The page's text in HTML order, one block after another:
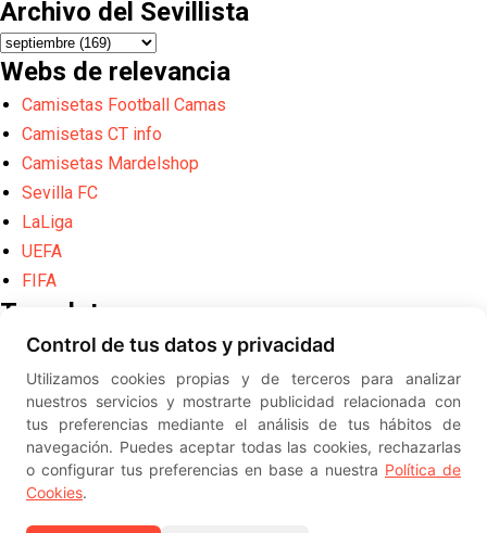
Archivo del Sevillista
Webs de relevancia
Camisetas Football Camas
Camisetas CT info
Camisetas Mardelshop
Sevilla FC
LaLiga
UEFA
FIFA
Translate
Powered by
Translate
Diseño web creado por Erick
© ElSevillista.es - Información sobre
el Sevilla FC, Sevilla Atlético, Sevilla Femenino y su Cantera
-- --
Control de tus datos y privacidad
Utilizamos cookies propias y de terceros para analizar
nuestros servicios y mostrarte publicidad relacionada con
tus preferencias mediante el análisis de tus hábitos de
navegación. Puedes aceptar todas las cookies, rechazarlas
o configurar tus preferencias en base a nuestra Política de
Cookies.
2026